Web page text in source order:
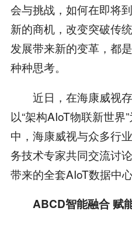
会与挑战，如何在即将
新的商机，改变突破传
发展带来新的变革，都
种种思考。
近日，在海康威视存
以“架构AIoT物联新世界
中，海康威视与众多行
务技术专家共同交流讨
带来的全套AIoT数据中
ABCD智能融合 赋